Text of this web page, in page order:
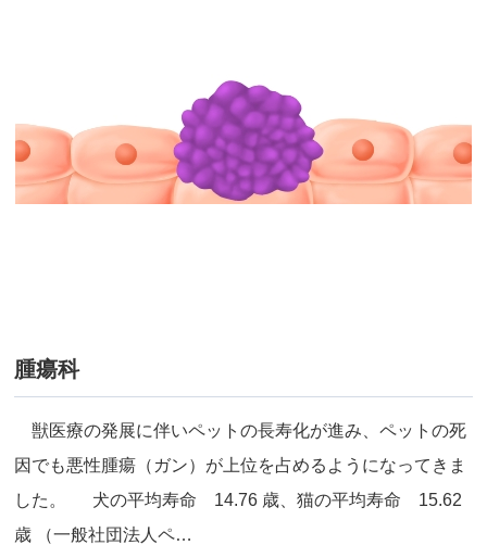
腫瘍科
獣医療の発展に伴いペットの長寿化が進み、ペットの死
因でも悪性腫瘍（ガン）が上位を占めるようになってきま
した。 犬の平均寿命 14.76 歳、猫の平均寿命 15.62
歳 （一般社団法人ペ…